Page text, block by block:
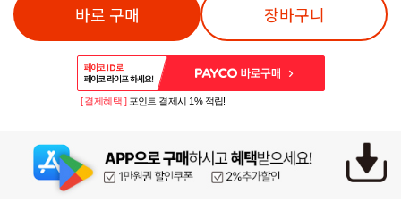
바로 구매 장바구니
[ 결제혜택 ] 포인트 결제시 1% 적립!